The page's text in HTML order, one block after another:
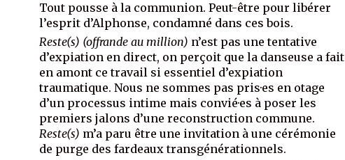
Tout pousse à la communion. Peut-être pour libérer
l’esprit d’Alphonse, condamné dans ces bois.
Reste(s) (offrande au million) n’est pas une tentative
d’expiation en direct, on perçoit que la danseuse a fait
en amont ce travail si essentiel d’expiation
traumatique. Nous ne sommes pas pris·es en otage
d’un processus intime mais convié·es à poser les
premiers jalons d’une reconstruction commune.
Reste(s) m’a paru être une invitation à une cérémonie
de purge des fardeaux transgénérationnels.